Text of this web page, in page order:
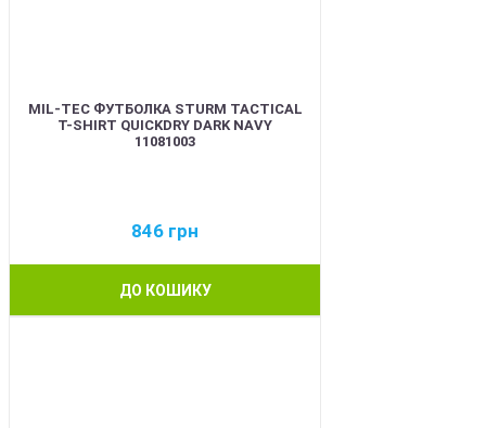
MIL-TEC ФУТБОЛКА STURM TACTICAL
T-SHIRT QUICKDRY DARK NAVY
11081003
846 грн
ДО КОШИКУ